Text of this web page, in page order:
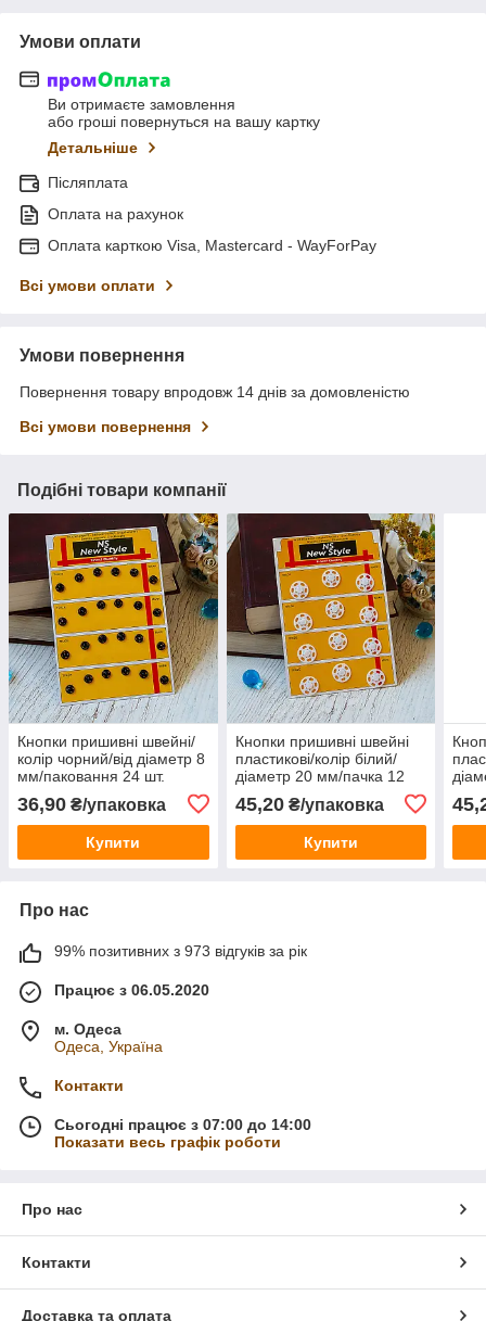
Умови оплати
Ви отримаєте замовлення
або гроші повернуться на вашу картку
Детальніше
Післяплата
Оплата на рахунок
Оплата карткою Visa, Mastercard - WayForPay
Всі умови оплати
Умови повернення
Повернення товару впродовж 14 днів за домовленістю
Всі умови повернення
Подібні товари компанії
Кнопки пришивні швейні/
колір чорний/від діаметр 8
мм/паковання 24 шт.
36,90 ₴/упаковка
Купити
Кнопки пришивні швейні
пластикові/колір білий/
діаметр 20 мм/пачка 12
45,20₴/упаковка
Купити
Про нас
99% позитивних з 973 відгуків за рік
Працює з 06.05.2020
м. Одеса
Одеса, Україна
Контакти
Сьогодні працює з 07:00 до 14:00
Показати весь графік роботи
Про нас
Контакти
Доставка та оплата